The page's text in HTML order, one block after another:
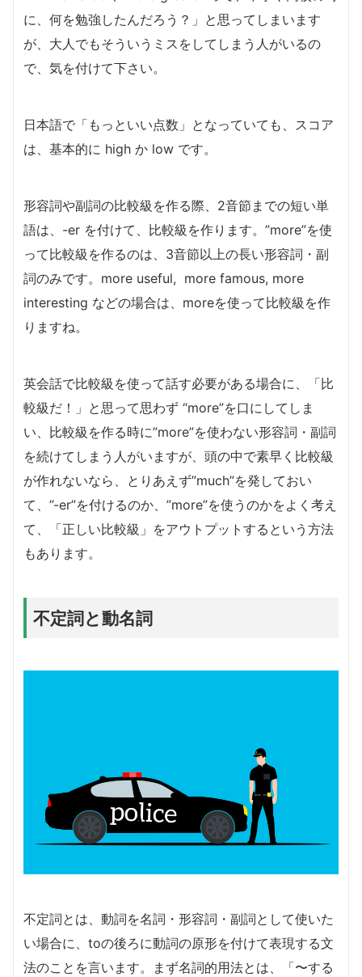
に、何を勉強したんだろう？」と思ってしまいます
が、大人でもそういうミスをしてしまう人がいるの
で、気を付けて下さい。
日本語で「もっといい点数」となっていても、スコア
は、基本的に high か low です。
形容詞や副詞の比較級を作る際、2音節までの短い単
語は、-er を付けて、比較級を作ります。”more”を使
って比較級を作るのは、3音節以上の長い形容詞・副
詞のみです。more useful, more famous, more
interesting などの場合は、moreを使って比較級を作
りますね。
英会話で比較級を使って話す必要がある場合に、「比
較級だ！」と思って思わず “more”を口にしてしま
い、比較級を作る時に”more”を使わない形容詞・副詞
を続けてしまう人がいますが、頭の中で素早く比較級
が作れないなら、とりあえず”much”を発しておい
て、”-er”を付けるのか、”more”を使うのかをよく考え
て、「正しい比較級」をアウトプットするという方法
もあります。
不定詞と動名詞
不定詞とは、動詞を名詞・形容詞・副詞として使いた
い場合に、toの後ろに動詞の原形を付けて表現する文
法のことを言います。まず名詞的用法とは、「〜する